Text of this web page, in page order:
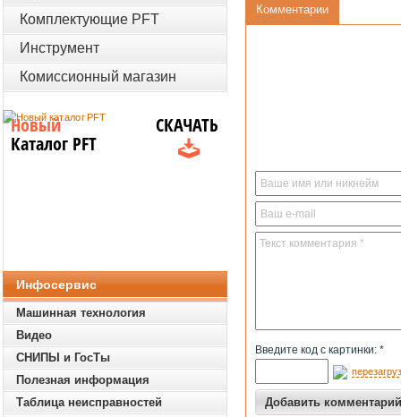
Комментарии
Введите код с картинки: *
Комплектующие PFT
Инструмент
Комиссионный магазин
Новый
Каталог PFT
СКАЧАТЬ
Инфосервис
Машинная технология
Видео
СНИПЫ и ГосТы
Полезная информация
Таблица неисправностей